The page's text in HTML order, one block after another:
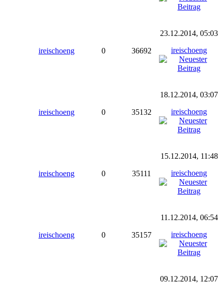
ireischoeng 0 36692
23.12.2014, 05:03
ireischoeng
ireischoeng 0 35132
18.12.2014, 03:07
ireischoeng
ireischoeng 0 35111
15.12.2014, 11:48
ireischoeng
ireischoeng 0 35157
11.12.2014, 06:54
ireischoeng
09.12.2014, 12:07